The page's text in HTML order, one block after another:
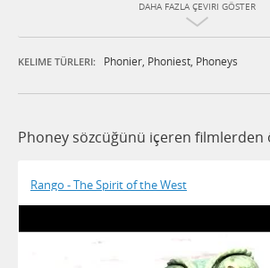
DAHA FAZLA ÇEVIRI GÖSTER
KELIME TÜRLERI: Phonier, Phoniest, Phoneys
Phoney sözcüğünü içeren filmlerden
Rango - The Spirit of the West